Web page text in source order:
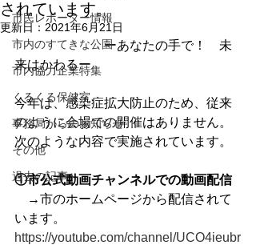
市民レポーター情報
市内のすてきな公園
市内協力企業特集
くるくる保健室
事務局からのお知らせ
その他
過去の記事
されています。
更新日： 2021年6月21日
ーあなたの手で！　未
来はかわるー
今年は、感染症拡大防止のため、従来
のように会場での開催はありません。
次のような内容で実施されています。
①市公式動画チャンネルでの動画配信
→市のホームページから配信されて
います。
https://youtube.com/channel/UCO4ieubr